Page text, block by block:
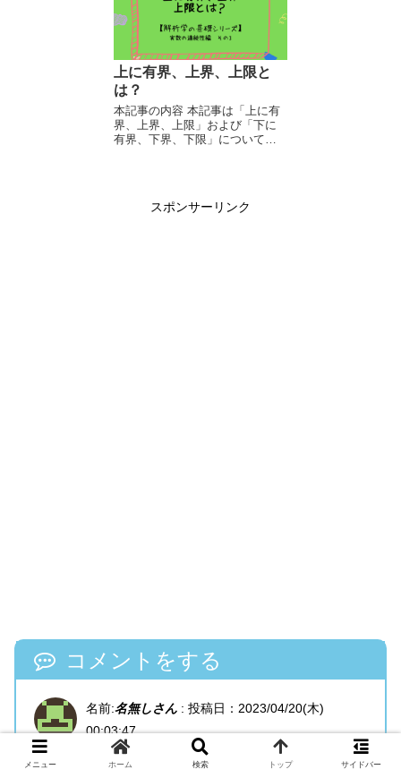
上に有界、上界、上限と
は？
本記事の内容 本記事は「上に有
界、上界、上限」および「下に
有界、下界、下限」について説
有界、上...スポンサーリンク
コメントをする
名前:名無しさん : 投稿日：2023/04/20(木)
00:03:47
メニュー ホーム 検索 トップ サイドバー